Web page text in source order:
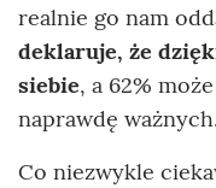
realnie go nam
deklaruje, że
siebie, a 62%
naprawdę
Co niezwykle